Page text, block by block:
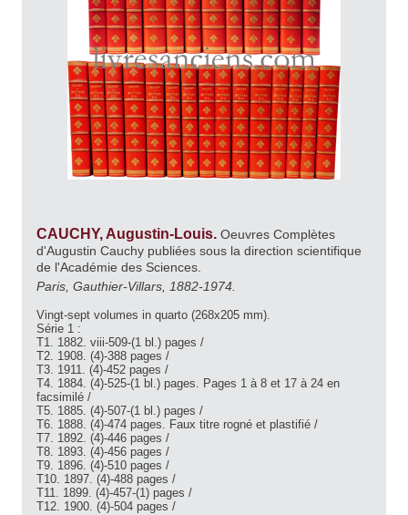
CAUCHY, Augustin-Louis. Oeuvres Complètes
d'Augustin Cauchy publiées sous la direction scientifique
de l'Académie des Sciences.
Paris, Gauthier-Villars, 1882-1974.
Vingt-sept volumes in quarto (268x205 mm).
Série 1 :
T1. 1882. viii-509-(1 bl.) pages /
T2. 1908. (4)-388 pages /
T3. 1911. (4)-452 pages /
T4. 1884. (4)-525-(1 bl.) pages. Pages 1 à 8 et 17 à 24 en
facsimilé /
T5. 1885. (4)-507-(1 bl.) pages /
T6. 1888. (4)-474 pages. Faux titre rogné et plastifié /
T7. 1892. (4)-446 pages /
T8. 1893. (4)-456 pages /
T9. 1896. (4)-510 pages /
T10. 1897. (4)-488 pages /
T11. 1899. (4)-457-(1) pages /
T12. 1900. (4)-504 pages /